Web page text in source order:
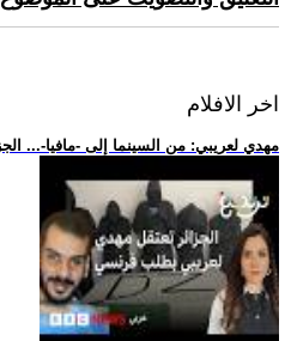
اخر الافلام
.. مهدي لعريبي: من السينما إلى -مافيا-...